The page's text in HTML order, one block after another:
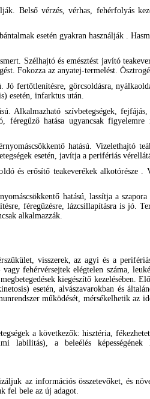
Belső vérzés, vérhas, fehérfolyás
esetén gyakran használják .
Szélhajtó és emésztést javító
Fokozza az anyatej-termelést.
fertőtlenítésre, görcsoldásra,
esetén, infarktus után.
Alkalmazható szívbetegségek,
féregűző hatása ugyancsak
hatású. Vizelethajtó
esetén, javítja a perifériás
és erősítő teakeverékek alkotórésze .
hatású, lassítja a
féregűzésre, lázcsillapításra is jó.
alkalmazzák.
visszerek, az agyi és a
fehérvérsejtek elégtelen száma,
kiegészítő kezelésében.
esetén, alvászavarokban és
működését, mérsékelhetik az
a következők: hisztéria,
a beleélés képességének
az információs összetevőket, és
fel bele az új adagot.